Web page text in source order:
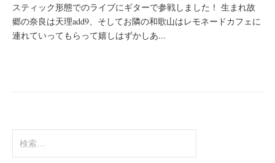
スティック形態でのライブにギターで参戦しました！ 生まれ故
郷の奈良は天理add9、そしてお隣の和歌山はレモネードカフェに
連れていってもらって嬉しはずかしあ...
索: